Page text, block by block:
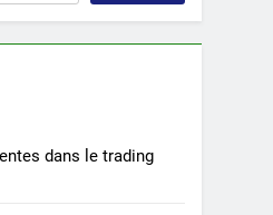
dans le trading